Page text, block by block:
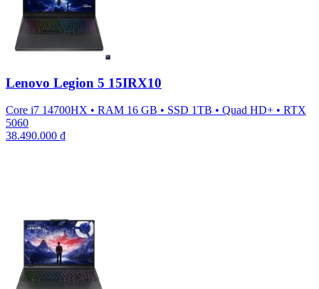
Lenovo Legion 5 15IRX10
Core i7 14700HX • RAM 16 GB • SSD 1TB • Quad HD+ • RTX
5060
38.490.000 ₫